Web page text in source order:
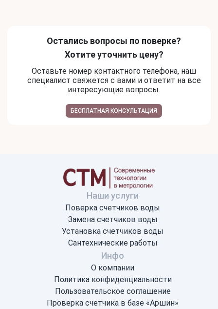
Остались вопросы по поверке?
Хотите уточнить цену?
Оставьте номер контактного телефона, наш
специалист свяжется с вами и ответит на все
интересующие вопросы.
БЕСПЛАТНАЯ КОНСУЛЬТАЦИЯ
Наши услуги
Поверка счетчиков воды
Замена счетчиков воды
Установка счетчиков воды
Сантехнические работы
Инфо
О компании
Политика конфиденциальности
Пользовательское соглашение
Проверка счетчика в базе «Аршин»